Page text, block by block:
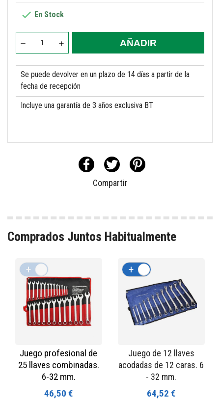
 En Stock
AÑADIR
Se puede devolver en un plazo de 14 días a partir de la
fecha de recepción
Incluye una garantía de 3 años exclusiva BT
Compartir
Comprados Juntos Habitualmente
Juego profesional de
25 llaves combinadas.
6-32 mm.
46,50 €
+
Juego de 12 llaves
acodadas de 12 caras. 6
- 32 mm.
64,52 €
+